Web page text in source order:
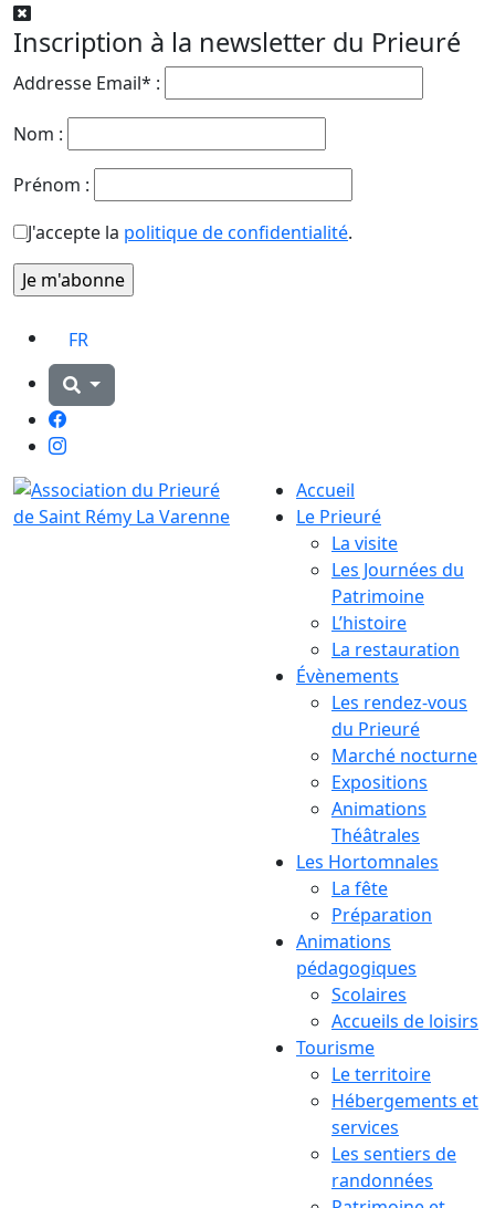
Inscription à la newsletter du Prieuré
Addresse Email* :
Nom :
Prénom :
J'accepte la politique de confidentialité.
FR
Facebook
Instagram
Accueil
Le Prieuré
La visite
Les Journées du
Patrimoine
L’histoire
La restauration
Évènements
Les rendez-vous
du Prieuré
Marché nocturne
Expositions
Animations
Théâtrales
Les Hortomnales
La fête
Préparation
Animations
pédagogiques
Scolaires
Accueils de loisirs
Tourisme
Le territoire
Hébergements et
services
Les sentiers de
randonnées